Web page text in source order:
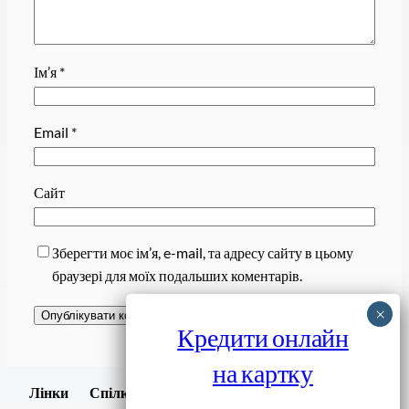
Ім’я *
Email *
Сайт
Зберегти моє ім’я, e-mail, та адресу сайту в цьому
браузері для моїх подальших коментарів.
Лінки Спілки
Завантажити
Кредити онлайн
на картку